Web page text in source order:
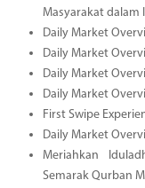
Masyarakat dalam
Daily Market
Daily Market
Daily Market
Daily Market
First Swipe
Daily Market
Meriahkan
Semarak Qurban